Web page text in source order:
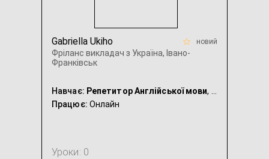
Gabriella Ukiho
Фріланс викладач з Україна, Івано-
Франківськ
новий
Навчає: Репетитор Англійської мови, Репетитор Біології
Працює: Онлайн
Уроки: 0